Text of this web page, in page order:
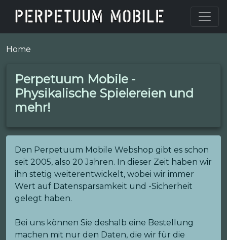
Home
Perpetuum Mobile -
Physikalische Spielereien und
mehr!
Den Perpetuum Mobile Webshop gibt es schon
seit 2005, also 20 Jahren. In dieser Zeit haben wir
ihn stetig weiterentwickelt, wobei wir immer
Wert auf Datensparsamkeit und -Sicherheit
gelegt haben.
Bei uns können Sie deshalb eine Bestellung
machen mit nur den Daten, die wir für die